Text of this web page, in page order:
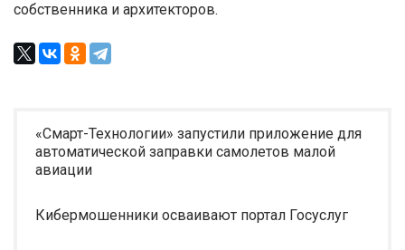
собственника и архитекторов.
«Смарт-Технологии» запустили приложение для
автоматической заправки самолетов малой
авиации
Кибермошенники осваивают портал Госуслуг